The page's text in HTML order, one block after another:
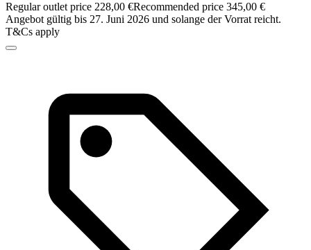
Regular outlet price 228,00 €Recommended price 345,00 €
Angebot gültig bis 27. Juni 2026 und solange der Vorrat reicht.
T&Cs apply